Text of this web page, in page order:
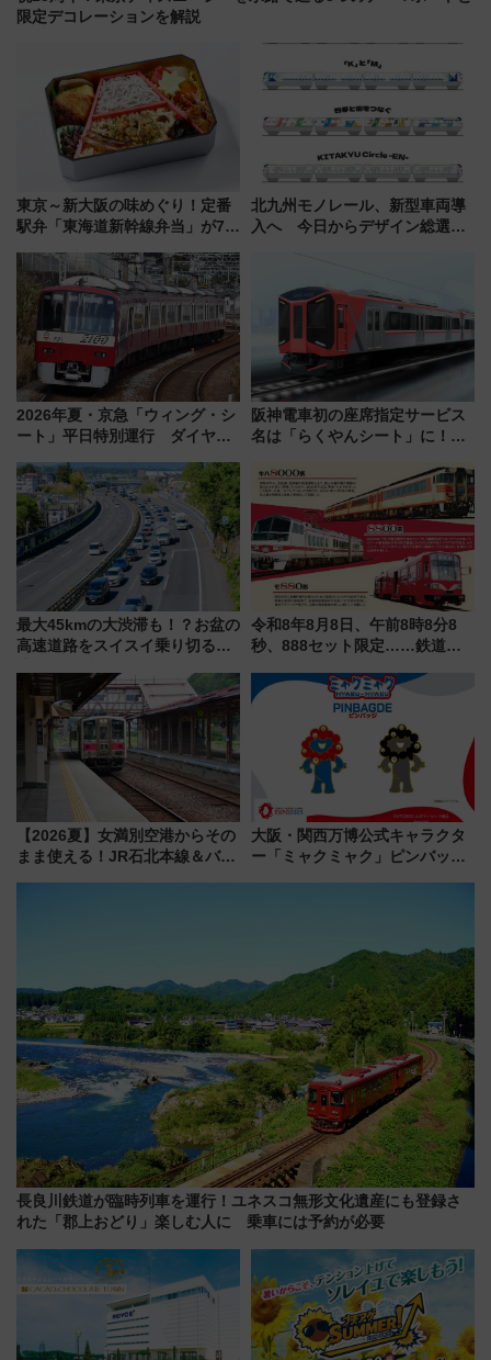
限定デコレーションを解説
東京～新大阪の味めぐり！定番
駅弁「東海道新幹線弁当」が7月
北九州モノレール、新型車両導
入へ 今日からデザイン総選挙
2026年夏・京急「ウィング・シ
ート」平日特別運行 ダイヤ・
三浦海岸を堪能できるお出かけ
プランもご紹介
阪神電車初の座席指定サービス
名は「らくやんシート」に！新
を快適移動
最大45kmの大渋滞も！？お盆の
高速道路をスイスイ乗り切る快
令和8年8月8日、午前8時8分8
秒、888セット限定……鉄道各
たち
【2026夏】女満別空港からその
まま使える！JR石北本線＆バス
大阪・関西万博公式キャラクタ
ー「ミャクミャク」ピンバッジ
長良川鉄道が臨時列車を運行！ユネスコ無形文化遺産にも登録さ
れた「郡上おどり」楽しむ人に 乗車には予約が必要